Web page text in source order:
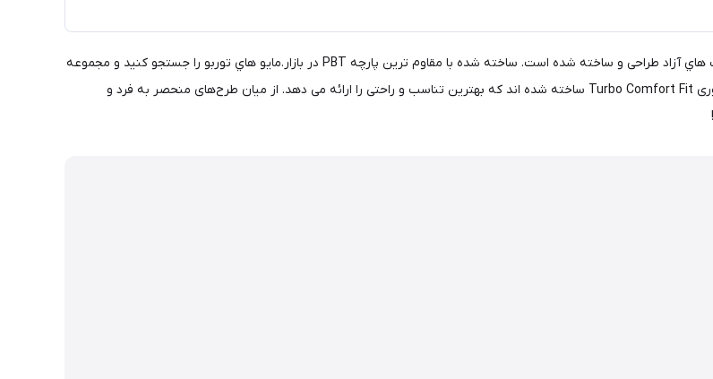
مايو شنا توربو برای تضمین حداکثر راحتی و دوام، چه در استخر با آب کلردار یا در آب هاي آزاد طراحی و ساخته شده است. ساخته شده با مقاوم ترین پارچه PBT در بازار.مايو هاي توربو را جستجو کنید و مجموعه
گسترده مايو توربو از چاپ های رنگی و ساده را کشف کنید، همه مایو توربو ها با فناوری Turbo Comfort Fit ساخته شده اند که بهترین تناسب و راحتی را ارائه می دهد. از میان طرح‌های منحصر به فرد و